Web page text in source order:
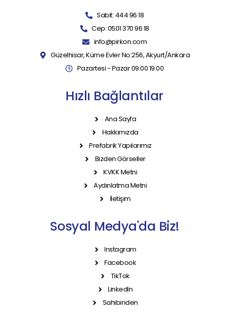
Sabit: 444 96 18
Cep: 0501 370 96 18
info@pirkon.com
Güzelhisar, Küme Evler No:256, Akyurt/Ankara
Pazartesi - Pazar 09:00 19:00
Hızlı Bağlantılar
Ana Sayfa
Hakkımızda
Prefabrik Yapılarımız
Bizden Görseller
KVKK Metni
Aydınlatma Metni
İletişim
Sosyal Medya'da Biz!
Instagram
Facebook
TikTok
LinkedIn
Sahibinden